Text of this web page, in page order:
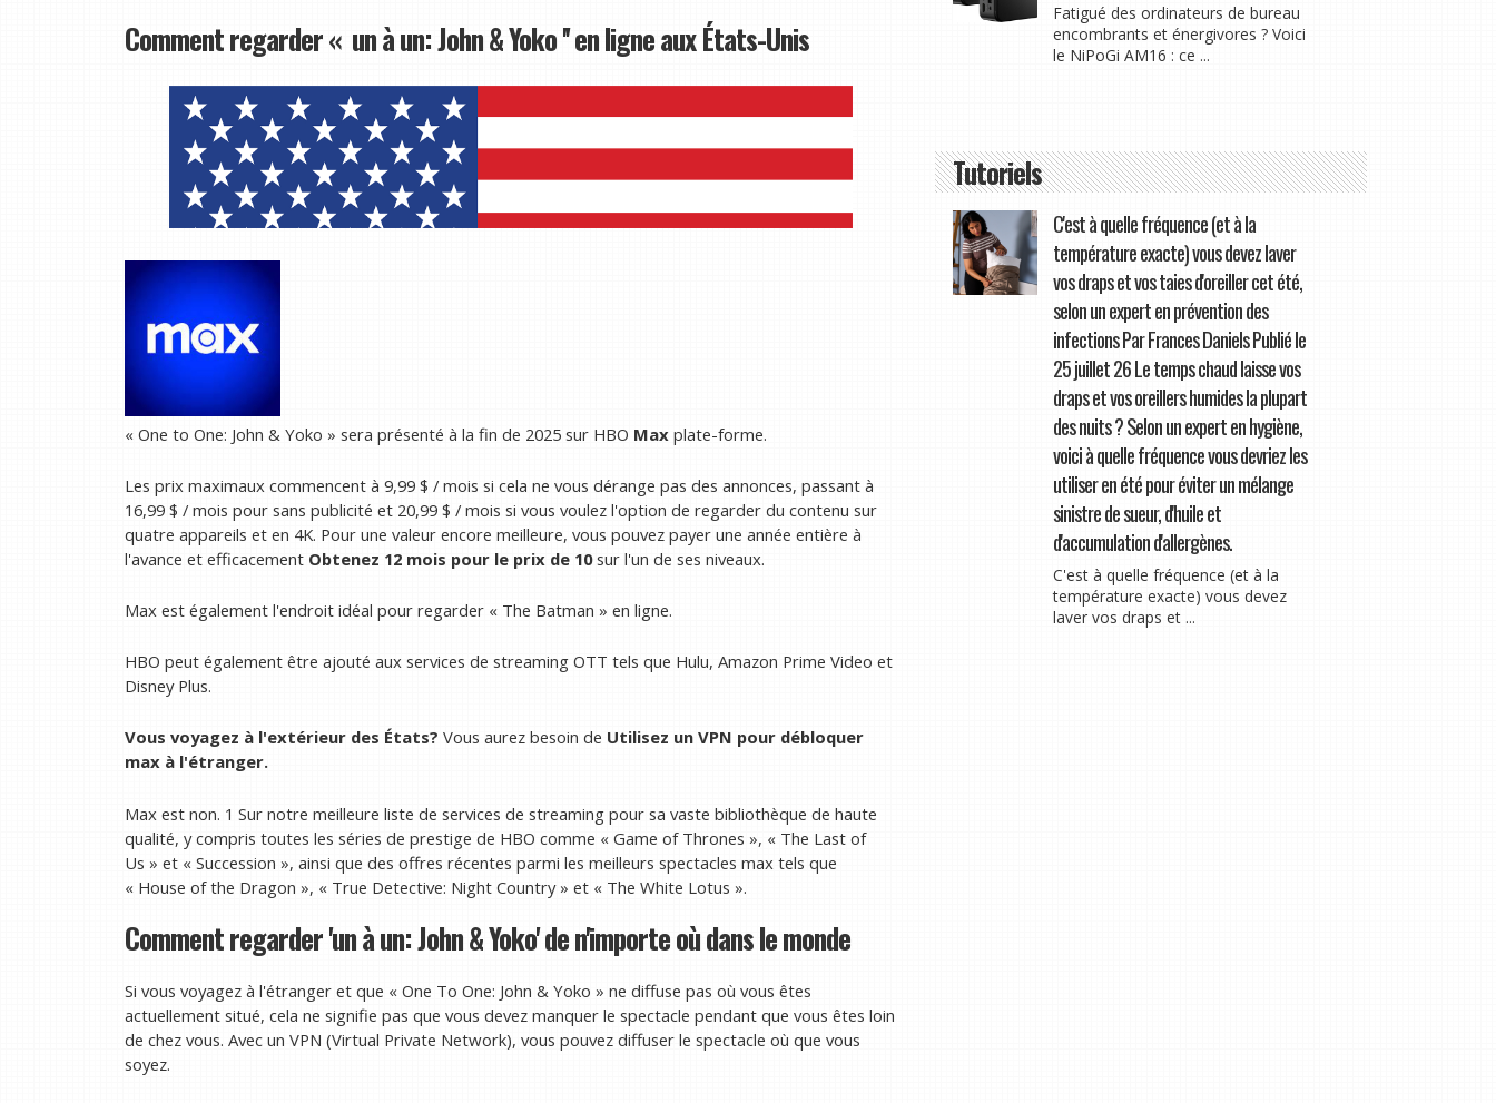
Comment regarder « un à un: John & Yoko '' en ligne aux États-Unis
« One to One: John & Yoko » sera présenté à la fin de 2025 sur HBO Max plate-forme.
Les prix maximaux commencent à 9,99 $ / mois si cela ne vous dérange pas des annonces, passant à
16,99 $ / mois pour sans publicité et 20,99 $ / mois si vous voulez l'option de regarder du contenu sur
quatre appareils et en 4K. Pour une valeur encore meilleure, vous pouvez payer une année entière à
l'avance et efficacement Obtenez 12 mois pour le prix de 10sur l'un de ses niveaux.
Max est également l'endroit idéal pour regarder « The Batman » en ligne.
HBO peut également être ajouté aux services de streaming OTT tels que Hulu, Amazon Prime Video et
Disney Plus.
Vous voyagez à l'extérieur des États? Vous aurez besoin de Utilisez un VPN pour débloquer
max à l'étranger.
Max est non. 1 Sur notre meilleure liste de services de streaming pour sa vaste bibliothèque de haute
qualité, y compris toutes les séries de prestige de HBO comme « Game of Thrones », « The Last of
Us » et « Succession », ainsi que des offres récentes parmi les meilleurs spectacles max tels que
« House of the Dragon », « True Detective: Night Country » et « The White Lotus ».
Comment regarder 'un à un: John & Yoko' de n'importe où dans le monde
Si vous voyagez à l'étranger et que « One To One: John & Yoko » ne diffuse pas où vous êtes
actuellement situé, cela ne signifie pas que vous devez manquer le spectacle pendant que vous êtes loin
de chez vous. Avec un VPN (Virtual Private Network), vous pouvez diffuser le spectacle où que vous
soyez.
Fatigué des ordinateurs de bureau
encombrants et énergivores ? Voici
le NiPoGi AM16 : ce ...
Tutoriels
C'est à quelle fréquence (et à la
température exacte) vous devez laver
vos draps et vos taies d'oreiller cet été,
selon un expert en prévention des
infections Par Frances Daniels Publié le
25 juillet 26 Le temps chaud laisse vos
draps et vos oreillers humides la plupart
des nuits ? Selon un expert en hygiène,
voici à quelle fréquence vous devriez les
utiliser en été pour éviter un mélange
sinistre de sueur, d'huile et
d'accumulation d'allergènes.
C'est à quelle fréquence (et à la
température exacte) vous devez
laver vos draps et ...